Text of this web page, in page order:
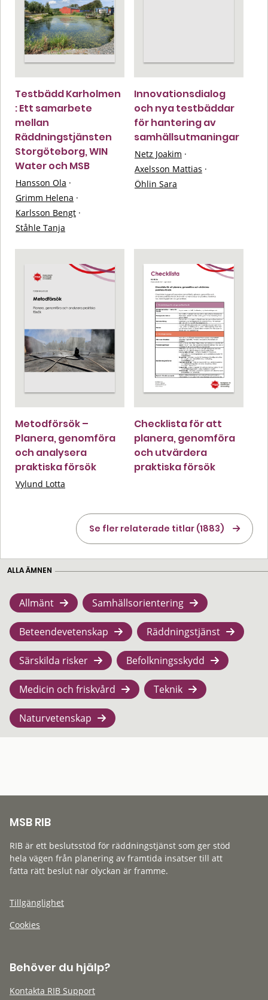
Testbädd Karholmen
: Ett samarbete
mellan
Räddningstjänsten
Storgöteborg, WIN
Water och MSB
Hansson Ola ·
Grimm Helena ·
Karlsson Bengt ·
Ståhle Tanja
Innovationsdialog
och nya testbäddar
för hantering av
samhällsutmaningar
Netz Joakim ·
Axelsson Mattias ·
Öhlin Sara
Metodförsök –
Planera, genomföra
och analysera
praktiska försök
Vylund Lotta
Checklista för att
planera, genomföra
och utvärdera
praktiska försök
Se fler relaterade titlar (1883)
ALLA ÄMNEN
Allmänt Samhällsorientering
Beteendevetenskap Räddningstjänst
Särskilda risker Befolkningsskydd
Medicin och friskvård Teknik
Naturvetenskap
MSB RIB
RIB är ett beslutsstöd för räddningstjänst som ger stöd
hela vägen från planering av framtida insatser till att
fatta rätt beslut när olyckan är framme.
Tillgänglighet
Cookies
Behöver du hjälp?
Kontakta RIB Support